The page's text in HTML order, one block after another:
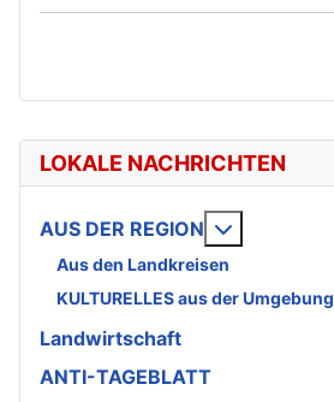
LOKALE NACHRICHTEN
AUS DER REGION
Aus den Landkreisen
KULTURELLES aus der Umgebung
Landwirtschaft
ANTI-TAGEBLATT